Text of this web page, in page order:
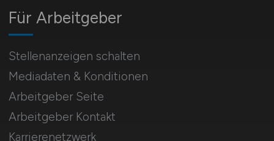
Für Arbeitgeber
Stellenanzeigen schalten
Mediadaten & Konditionen
Arbeitgeber Seite
Arbeitgeber Kontakt
Karrierenetzwerk